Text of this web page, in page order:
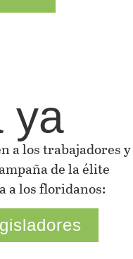
ya
a los trabajadores y
de la élite
a los floridanos: